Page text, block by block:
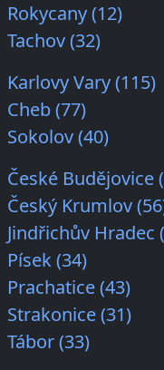
Rokycany (12)
Tachov (32)
Karlovy Vary (115)
Cheb (77)
Sokolov (40)
České Budějovice
Český Krumlov
Jindřichův Hradec
Písek (34)
Prachatice (43)
Strakonice (31)
Tábor (33)